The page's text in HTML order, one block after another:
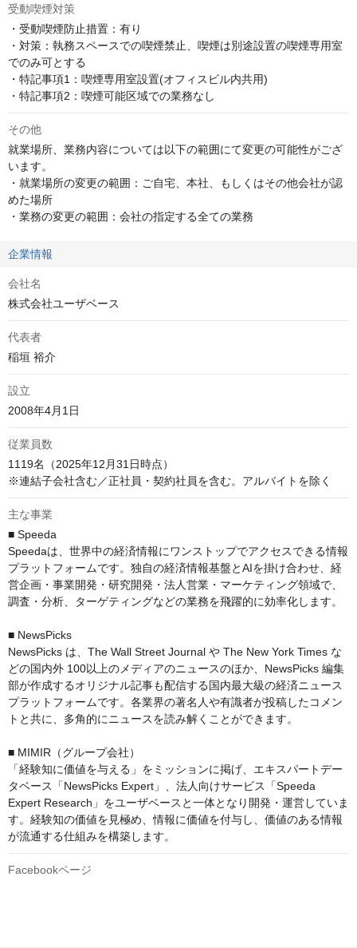
受動喫煙対策
・受動喫煙防止措置：有り
・対策：執務スペースでの喫煙禁止、喫煙は別途設置の喫煙専用室
でのみ可とする
・特記事項1：喫煙専用室設置(オフィスビル内共用)
・特記事項2：喫煙可能区域での業務なし
その他
就業場所、業務内容については以下の範囲にて変更の可能性がござ
います。
・就業場所の変更の範囲：ご自宅、本社、もしくはその他会社が認
めた場所
・業務の変更の範囲：会社の指定する全ての業務
企業情報
会社名
株式会社ユーザベース
代表者
稲垣 裕介
設立
2008年4月1日
従業員数
1119名（2025年12月31日時点）
※連結子会社含む／正社員・契約社員を含む。アルバイトを除く
主な事業
■ Speeda
Speedaは、世界中の経済情報にワンストップでアクセスできる情報
プラットフォームです。独自の経済情報基盤とAIを掛け合わせ、経
営企画・事業開発・研究開発・法人営業・マーケティング領域で、
調査・分析、ターゲティングなどの業務を飛躍的に効率化します。
■ NewsPicks
NewsPicks は、The Wall Street Journal や The New York Times な
どの国内外 100以上のメディアのニュースのほか、NewsPicks 編集
部が作成するオリジナル記事も配信する国内最大級の経済ニュース
プラットフォームです。各業界の著名人や有識者が投稿したコメン
トと共に、多角的にニュースを読み解くことができます。
■ MIMIR（グループ会社）
「経験知に価値を与える」をミッションに掲げ、エキスパートデー
タベース「NewsPicks Expert」、法人向けサービス「Speeda
Expert Research」をユーザベースと一体となり開発・運営していま
す。経験知の価値を見極め、情報に価値を付与し、価値のある情報
が流通する仕組みを構築します。
Facebookページ